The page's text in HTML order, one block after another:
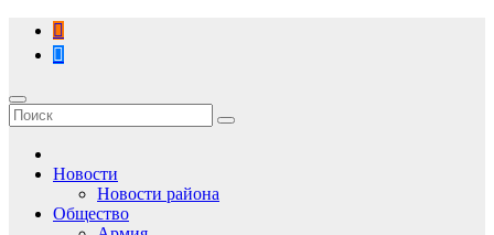
Перейти
содержимому
Новости
Новости района
Общество